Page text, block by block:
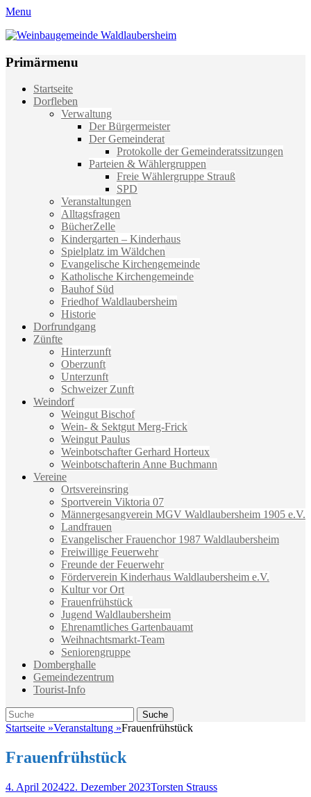
Menu
Weinbaugemeinde Waldlaubersheim
Primärmenu
Weiter
zum
Startseite
Dorfleben
Verwaltung
Der Bürgermeister
Der Gemeinderat
Protokolle der Gemeinderatssitzungen
Parteien & Wählergruppen
Freie Wählergruppe Strauß
SPD
Veranstaltungen
Alltagsfragen
BücherZelle
Kindergarten – Kinderhaus
Spielplatz im Wäldchen
Evangelische Kirchengemeinde
Katholische Kirchengemeinde
Bauhof Süd
Friedhof Waldlaubersheim
Historie
Dorfrundgang
Zünfte
Hinterzunft
Oberzunft
Unterzunft
Schweizer Zunft
Weindorf
Weingut Bischof
Wein- & Sektgut Merg-Frick
Weingut Paulus
Weinbotschafter Gerhard Horteux
Weinbotschafterin Anne Buchmann
Vereine
Ortsvereinsring
Sportverein Viktoria 07
Männergesangverein MGV Waldlaubersheim 1905 e.V.
Landfrauen
Evangelischer Frauenchor 1987 Waldlaubersheim
Freiwillige Feuerwehr
Freunde der Feuerwehr
Förderverein Kinderhaus Waldlaubersheim e.V.
Kultur vor Ort
Frauenfrühstück
Jugend Waldlaubersheim
Ehrenamtliches Gartenbauamt
Weihnachtsmarkt-Team
Seniorengruppe
Domberghalle
Gemeindezentrum
Tourist-Info
Suche
Suche
nach:
Startseite »Veranstaltung »Frauenfrühstück
Frauenfrühstück
Veröffentlicht
4. April 202422. Dezember 2023Autor
Torsten Strauss